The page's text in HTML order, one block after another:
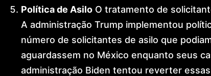
Política de AsiloO tratamento de
A administração Trump implementou
número de solicitantes de asilo que
aguardassem no México enquanto seus
administração Biden tentou reverter